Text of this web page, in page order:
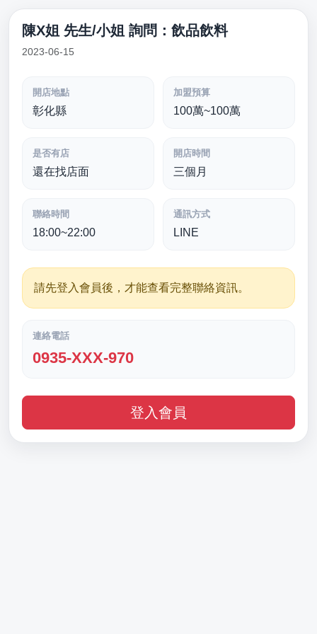
陳X姐 先生/小姐 詢問：飲品飲料
2023-06-15
開店地點
彰化縣
加盟預算
100萬~100萬
是否有店
還在找店面
開店時間
三個月
聯絡時間
18:00~22:00
通訊方式
LINE
請先登入會員後，才能查看完整聯絡資訊。
連絡電話
0935-XXX-970
登入會員